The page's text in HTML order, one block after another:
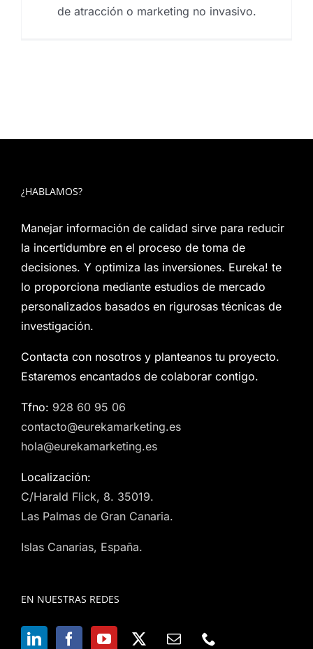
de atracción o marketing no invasivo.
¿HABLAMOS?
Manejar información de calidad sirve para reducir
la incertidumbre en el proceso de toma de
decisiones. Y optimiza las inversiones. Eureka! te
lo proporciona mediante estudios de mercado
personalizados basados en rigurosas técnicas de
investigación.
Contacta con nosotros y planteanos tu proyecto.
Estaremos encantados de colaborar contigo.
Tfno: 928 60 95 06
contacto@eurekamarketing.es
hola@eurekamarketing.es
Localización:
C/Harald Flick, 8. 35019.
Las Palmas de Gran Canaria.
Islas Canarias, España.
EN NUESTRAS REDES